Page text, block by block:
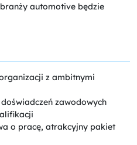
automotive będzie
z ambitnymi
zawodowych
o pracę, atrakcyjny pakiet